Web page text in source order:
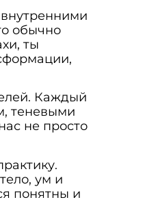
обычно
ты
Каждый
теневыми
не просто
ум и
понятны и